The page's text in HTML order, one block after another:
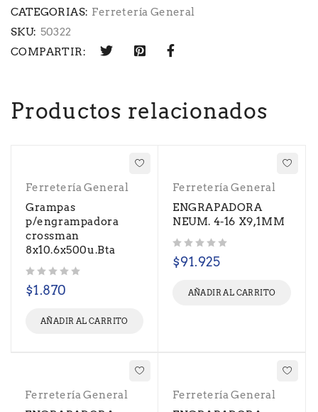
CATEGORIAS: Ferretería General
SKU: 50322
COMPARTIR:
Productos relacionados
Ferretería General
Grampas
p/engrampadora
crossman
8x10.6x500u.Bta
$1.870
AÑADIR AL CARRITO
Ferretería General
ENGRAPADORA
NEUM. 4-16 X9,1MM
$91.925
AÑADIR AL CARRITO
Ferretería General
Ferretería General